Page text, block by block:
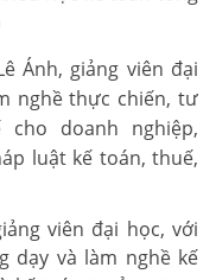
Ánh, giảng viên đại
nghề thực chiến, tư
doanh nghiệp,
luật kế toán, thuế,
viên đại học, với
dạy và làm nghề kế